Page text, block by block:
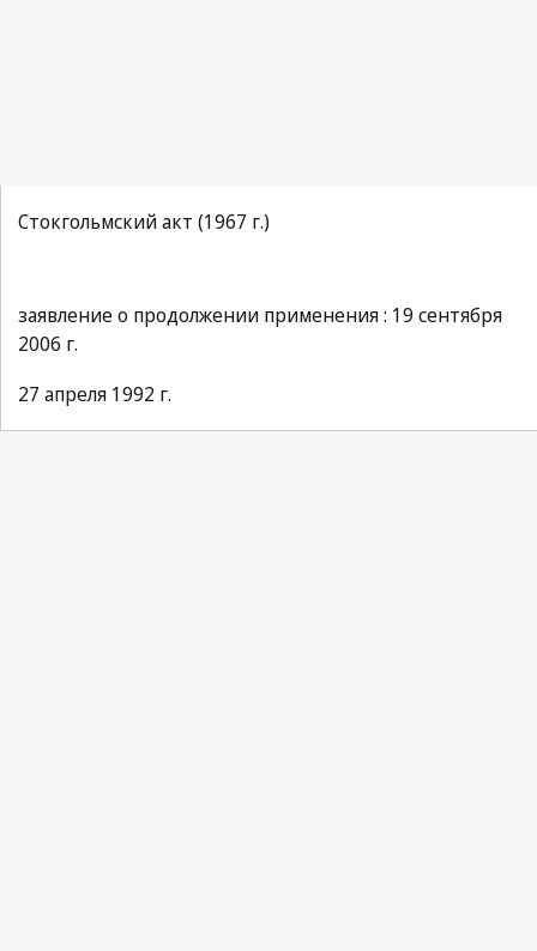
Стокгольмский акт (1967 г.)
заявление о продолжении применения : 19 сентября
2006 г.
27 апреля 1992 г.